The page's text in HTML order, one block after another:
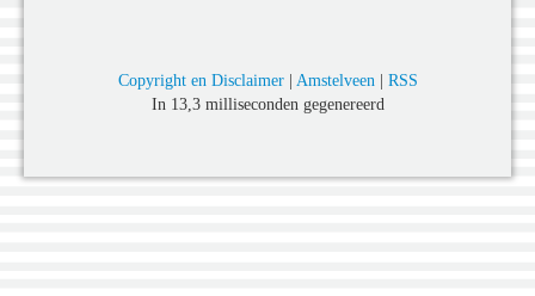
Copyright en Disclaimer| Amstelveen
RSS
In 13,3 milliseconden gegenereerd